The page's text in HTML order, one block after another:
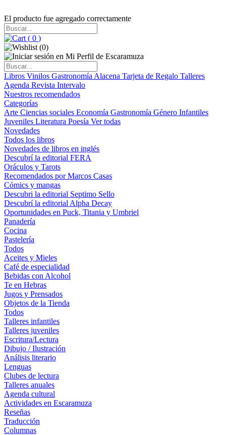
El producto fue agregado correctamente
( 0 )
(0)
Libros Vinilos Gastronomía Alacena Tarjeta de Regalo Talleres
Agenda Revista Intervalo
Nuestros recomendados
Categorías
Arte Ciencias sociales Economía Gastronomía Género Infantiles
Juveniles Literatura Poesía Ver todas
Novedades
Todos los libros
Novedades de libros en inglés
Descubrí la editorial FERA
Oráculos y Tarots
Recomendados por Marcos Casas
Cómics y mangas
Descubri la editorial Septimo Sello
Descubrí la editorial Alpha Decay
Oportunidades en Puck, Titania y Umbriel
Panadería
Cocina
Pastelería
Todos
Aceites y Mieles
Café de especialidad
Bebidas con Alcohol
Te en Hebras
Jugos y Prensados
Objetos de la Tienda
Todos
Talleres infantiles
Talleres juveniles
Escritura/Lectura
Dibujo / Ilustración
Análisis literario
Lenguas
Clubes de lectura
Talleres anuales
Agenda cultural
Actividades en Escaramuza
Reseñas
Traducción
Columnas